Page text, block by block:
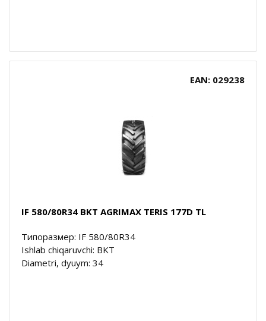
EAN: 029238
IF 580/80R34 BKT AGRIMAX TERIS 177D TL
Типоразмер: IF 580/80R34
Ishlab chiqaruvchi: BKT
Diametri, dyuym: 34